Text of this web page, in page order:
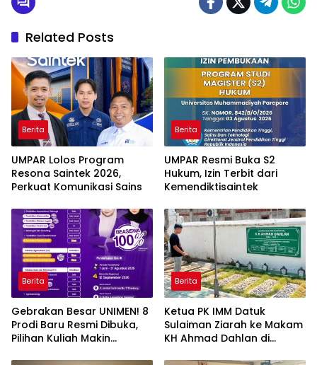
Related Posts
Berita
UMPAR Lolos Program
Resona Saintek 2026,
Perkuat Komunikasi Sains
Berita
UMPAR Resmi Buka S2
Hukum, Izin Terbit dari
Kemendiktisaintek
Berita
Gebrakan Besar UNIMEN! 8
Prodi Baru Resmi Dibuka,
Pilihan Kuliah Makin
Berita
Ketua PK IMM Datuk
Sulaiman Ziarah ke Makam
KH Ahmad Dahlan di